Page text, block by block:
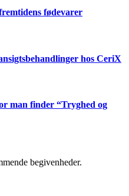
fødevarer
hos CeriX
man finder “Tryghed og
begivenheder.